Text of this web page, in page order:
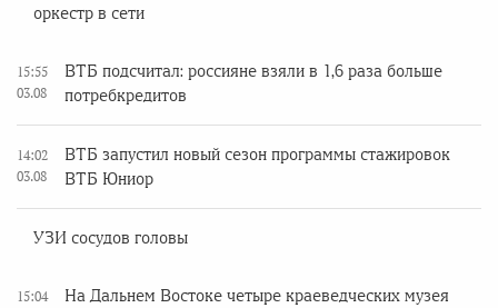
оркестр в сети
15:55
03.08
ВТБ подсчитал: россияне взяли в 1,6 раза больше
потребкредитов
14:02
03.08
ВТБ запустил новый сезон программы стажировок
ВТБ Юниор
УЗИ сосудов головы
15:04
На Дальнем Востоке четыре краеведческих музея